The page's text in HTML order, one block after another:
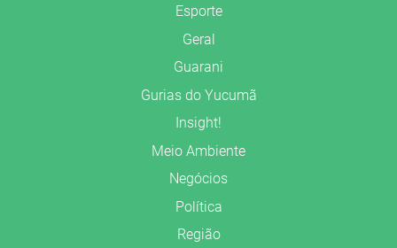
Esporte
Geral
Guarani
Gurias do Yucumã
Insight!
Meio Ambiente
Negócios
Política
Região